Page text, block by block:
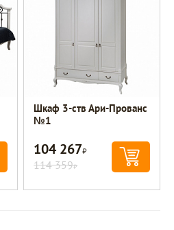
Шкаф 3-ств Ари-Прованс
№1
104 267Р
114 359Р